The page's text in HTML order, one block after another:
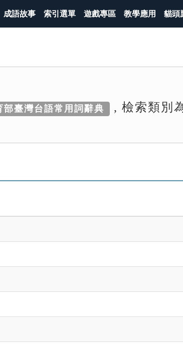
成語故事 索引選單 遊戲專區 教學應用 貓頭
部臺灣台語常用詞辭典 , 檢索類別